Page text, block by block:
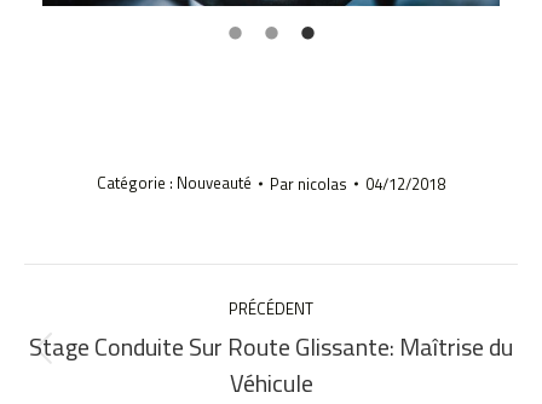
Catégorie : Nouveauté Par nicolas 04/12/2018
NAVIGATION
PRÉCÉDENT
Article
précédent
Stage Conduite Sur Route Glissante: Maîtrise du
Véhicule